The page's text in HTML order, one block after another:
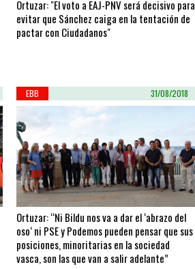
Ortuzar: "El voto a EAJ-PNV será decisivo para
evitar que Sánchez caiga en la tentación de
pactar con Ciudadanos"
EBB 31/08/2018
Ortuzar: “Ni Bildu nos va a dar el ‘abrazo del
oso‘ ni PSE y Podemos pueden pensar que sus
posiciones, minoritarias en la sociedad
vasca, son las que van a salir adelante”